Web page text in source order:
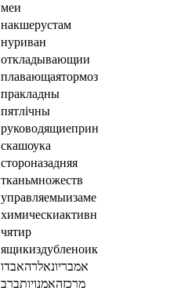
меи
накшерустам
нуриван
откладывающии
плавающаятормоз
пракладны
пятлічны
руководящиеприн
скашоука
стороназадняя
тканьмножеств
управляемыизаме
химическиактивн
чятир
ящикиздубленоик
אמבריונאלרהאבדו
מרכזהאמנויותברב